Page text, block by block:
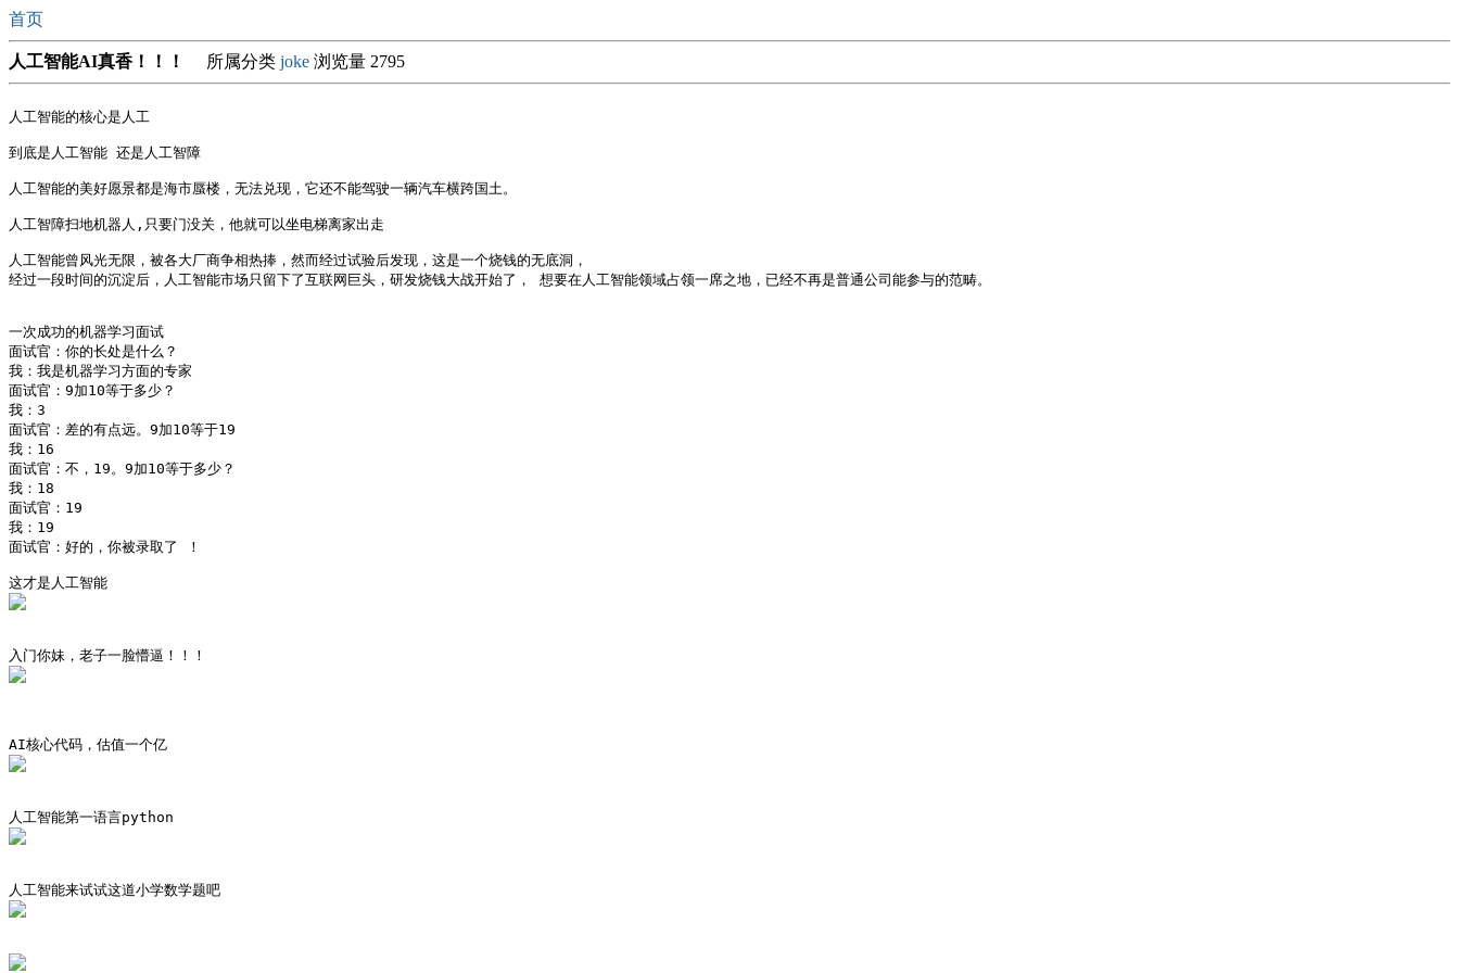
首页
人工智能AI真香！！！ 所属分类 joke 浏览量 2795
人工智能的核心是人工
到底是人工智能 还是人工智障
人工智能的美好愿景都是海市蜃楼，无法兑现，它还不能驾驶一辆汽车横跨国土。
人工智障扫地机器人,只要门没关，他就可以坐电梯离家出走
人工智能曾风光无限，被各大厂商争相热捧，然而经过试验后发现，这是一个烧钱的无底洞，
经过一段时间的沉淀后，人工智能市场只留下了互联网巨头，研发烧钱大战开始了， 想要在人工智能领域占领一席之地，已经不再是普通公司能参与的范畴。
一次成功的机器学习面试
面试官：你的长处是什么？
我：我是机器学习方面的专家
面试官：9加10等于多少？
我：3
面试官：差的有点远。9加10等于19
我：16
面试官：不，19。9加10等于多少？
我：18
面试官：19
我：19
面试官：好的，你被录取了 ​！